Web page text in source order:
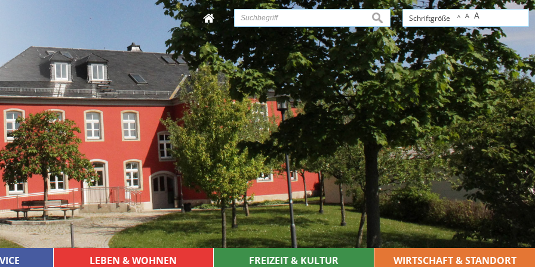
Schriftgröße A A A
suchen
LEBEN & WOHNEN FREIZEIT & KULTUR WIRTSCHAFT & STANDORT